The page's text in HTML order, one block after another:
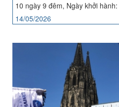
10 ngày 9 đêm, Ngày khởi hành:
14/05/2026